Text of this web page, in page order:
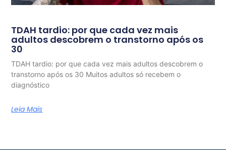
TDAH tardio: por que cada vez mais
adultos descobrem o transtorno após os
30
TDAH tardio: por que cada vez mais adultos descobrem o
transtorno após os 30 Muitos adultos só recebem o
diagnóstico
Leia Mais